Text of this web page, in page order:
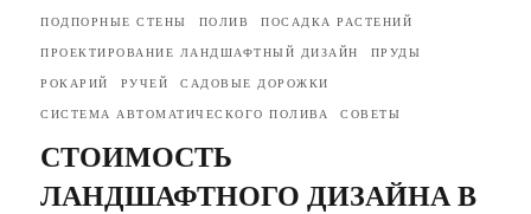
ПОДПОРНЫЕ СТЕНЫ ПОЛИВ ПОСАДКА РАСТЕНИЙ
ПРОЕКТИРОВАНИЕ ЛАНДШАФТНЫЙ ДИЗАЙН ПРУДЫ
РОКАРИЙ РУЧЕЙ САДОВЫЕ ДОРОЖКИ
СИСТЕМА АВТОМАТИЧЕСКОГО ПОЛИВА СОВЕТЫ
СТОИМОСТЬ
ЛАНДШАФТНОГО ДИЗАЙНА В